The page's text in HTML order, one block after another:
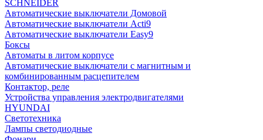
SCHNEIDER
Автоматические выключатели Домовой
Автоматические выключатели Acti9
Автоматические выключатели Easy9
Боксы
Автоматы в литом корпусе
Автоматические выключатели с магнитным и
комбинированным расцепителем
Контактор, реле
Устройства управления электродвигателями
HYUNDAI
Светотехника
Лампы светодиодные